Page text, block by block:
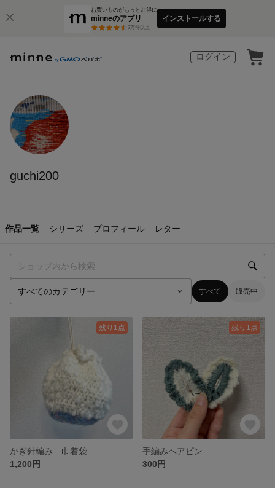
お買いものがもっとお得に
minneのアプリ
3万件以上
インストールする
ログイン
guchi200
作品一覧 シリーズ プロフィール レター
すべて 販売中
残り1点
かぎ針編み 巾着袋
1,200円
残り1点
手編みヘアピン
300円